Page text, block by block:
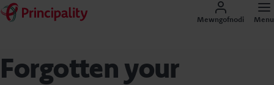
Mewngofnodi Menu
Forgotten your